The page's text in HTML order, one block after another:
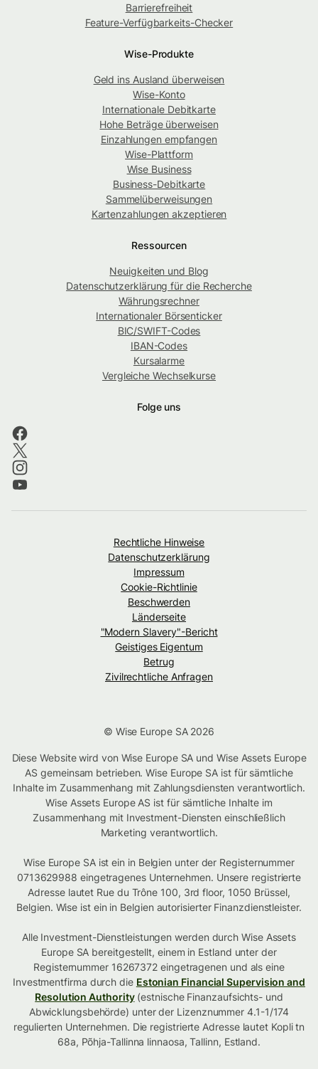
Barrierefreiheit
Feature-Verfügbarkeits-Checker
Wise-Produkte
Geld ins Ausland überweisen
Wise-Konto
Internationale Debitkarte
Hohe Beträge überweisen
Einzahlungen empfangen
Wise-Plattform
Wise Business
Business-Debitkarte
Sammelüberweisungen
Kartenzahlungen akzeptieren
Ressourcen
Neuigkeiten und Blog
Datenschutzerklärung für die Recherche
Währungsrechner
Internationaler Börsenticker
BIC/SWIFT-Codes
IBAN-Codes
Kursalarme
Vergleiche Wechselkurse
Folge uns
Rechtliche Hinweise
Datenschutzerklärung
Impressum
Cookie-Richtlinie
Beschwerden
Länderseite
"Modern Slavery"-Bericht
Geistiges Eigentum
Betrug
Zivilrechtliche Anfragen
© Wise Europe SA 2026
Diese Website wird von Wise Europe SA und Wise Assets Europe
AS gemeinsam betrieben. Wise Europe SA ist für sämtliche
Inhalte im Zusammenhang mit Zahlungsdiensten verantwortlich.
Wise Assets Europe AS ist für sämtliche Inhalte im
Zusammenhang mit Investment-Diensten einschließlich
Marketing verantwortlich.
Wise Europe SA ist ein in Belgien unter der Registernummer
0713629988 eingetragenes Unternehmen. Unsere registrierte
Adresse lautet Rue du Trône 100, 3rd floor, 1050 Brüssel,
Belgien. Wise ist ein in Belgien autorisierter Finanzdienstleister.
Alle Investment-Dienstleistungen werden durch Wise Assets
Europe SA bereitgestellt, einem in Estland unter der
Registernummer 16267372 eingetragenen und als eine
Investmentfirma durch die Estonian Financial Supervision and
Resolution Authority(estnische Finanzaufsichts- und
Abwicklungsbehörde) unter der Lizenznummer 4.1-1/174
regulierten Unternehmen. Die registrierte Adresse lautet Kopli tn
68a, Põhja-Tallinna linnaosa, Tallinn, Estland.